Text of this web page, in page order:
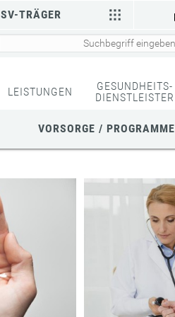
SV-TRÄGER
LEISTUNGEN
GESUNDHEITS-
DIENSTLEISTER
VORSORGE / PROGRAMME